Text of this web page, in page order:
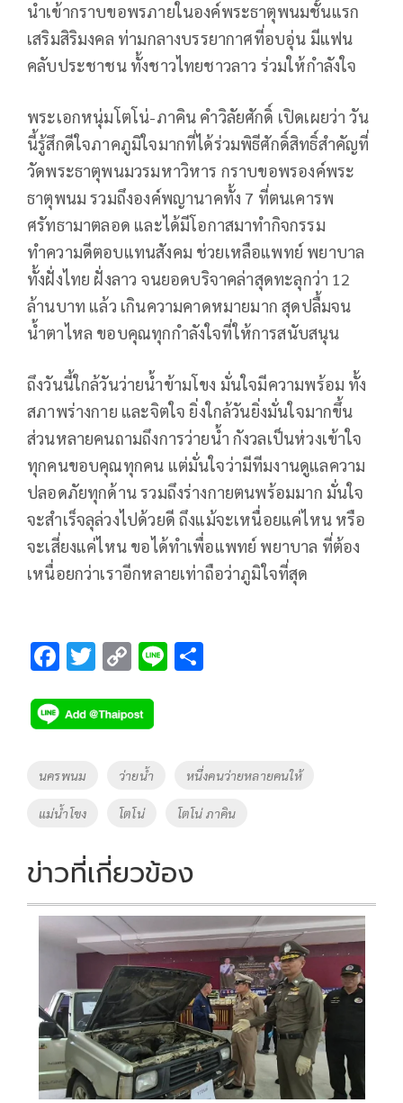
นำเข้ากราบขอพรภายในองค์พระธาตุพนมชั้นแรก
เสริมสิริมงคล ท่ามกลางบรรยากาศที่อบอุ่น มีแฟน
คลับประชาชน ทั้งชาวไทยชาวลาว ร่วมให้กำลังใจ
พระเอกหนุ่มโตโน่-ภาคิน คำวิลัยศักดิ์ เปิดเผยว่า วัน
นี้รู้สึกดีใจภาคภูมิใจมากที่ได้ร่วมพิธีศักดิ์สิทธิ์สำคัญที่
วัดพระธาตุพนมวรมหาวิหาร กราบขอพรองค์พระ
ธาตุพนม รวมถึงองค์พญานาคทั้ง 7 ที่ตนเคารพ
ศรัทธามาตลอด และได้มีโอกาสมาทำกิจกรรม
ทำความดีตอบแทนสังคม ช่วยเหลือแพทย์ พยาบาล
ทั้งฝั่งไทย ฝั่งลาว จนยอดบริจาคล่าสุดทะลุกว่า 12
ล้านบาท แล้ว เกินความคาดหมายมาก สุดปลื้มจน
น้ำตาไหล ขอบคุณทุกกำลังใจที่ให้การสนับสนุน
ถึงวันนี้ใกล้วันว่ายน้ำข้ามโขง มั่นใจมีความพร้อม ทั้ง
สภาพร่างกาย และจิตใจ ยิ่งใกล้วันยิ่งมั่นใจมากขึ้น
ส่วนหลายคนถามถึงการว่ายน้ำ กังวลเป็นห่วงเข้าใจ
ทุกคนขอบคุณทุกคน แต่มั่นใจว่ามีทีมงานดูแลความ
ปลอดภัยทุกด้าน รวมถึงร่างกายตนพร้อมมาก มั่นใจ
จะสำเร็จลุล่วงไปด้วยดี ถึงแม้จะเหนื่อยแค่ไหน หรือ
จะเสี่ยงแค่ไหน ขอได้ทำเพื่อแพทย์ พยาบาล ที่ต้อง
เหนื่อยกว่าเราอีกหลายเท่าถือว่าภูมิใจที่สุด
F
e
b
o
o
k
T
tt
er
C
p
y
Li
n
k
Li
Tags
นครพนม ว่ายน้ำ หนึ่งคนว่ายหลายคนให้
แม่น้ำโขง โตโน่ โตโน่ ภาคิน
ข่าวที่เกี่ยวข้อง